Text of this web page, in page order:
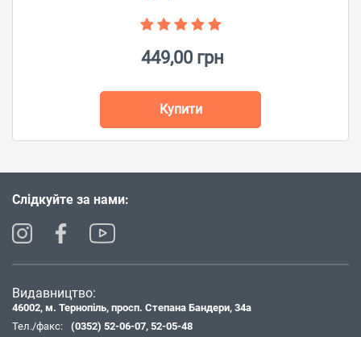
449,00 грн
Купити
Слідкуйте за нами:
Видавництво:
46002, м. Тернопіль, просп. Степана Бандери, 34а
Тел./факс:
(0352) 52-06-07, 52-05-48